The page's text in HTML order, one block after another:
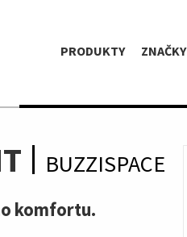
PRODUKTY ZNAČKY
BUZZISPACE
komfortu.